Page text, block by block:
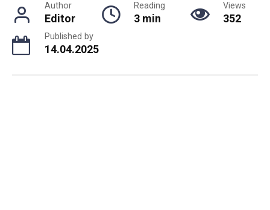
Author
Editor
Reading
3 min
Views
352
Published by
14.04.2025